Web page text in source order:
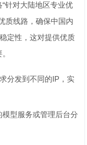
“针对大陆地区专业优
质线路，确保中国内
定性，这对提供优质
分发到不同的IP，实
模型服务或管理后台分